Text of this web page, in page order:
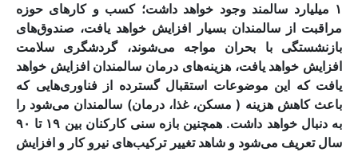
۱ میلیارد سالمند وجود خواهد داشت؛ کسب و کارهای حوزه
مراقبت از سالمندان بسیار افزایش خواهد یافت، صندوق‌های
بازنشستگی با بحران مواجه می‌شوند، گردشگری سلامت
افزایش خواهد یافت، هزینه‌های درمان سالمندان افزایش خواهد
یافت که این موضوعات استقبال گسترده از فناوری‌هایی که
باعث کاهش هزینه ( مسکن، غذا، درمان) سالمندان می‌شود را
به دنبال خواهد داشت. همچنین بازه سنی کارکنان بین ۱۹ تا ۹۰
سال تعریف می‌شود و شاهد تغییر ترکیب‌های نیرو کار و افزایش